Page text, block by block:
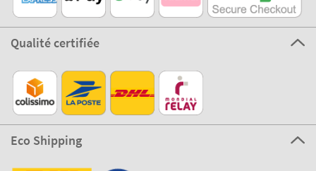
Qualité certifiée
Eco Shipping